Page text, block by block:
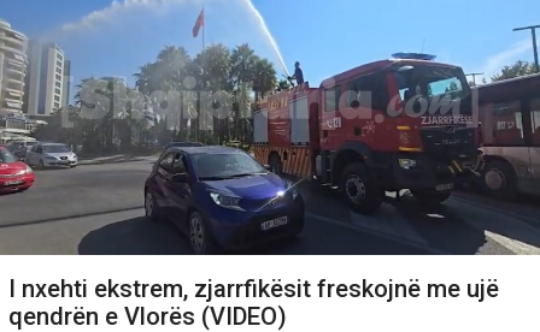
I nxehti ekstrem, zjarrfikësit freskojnë me ujë
qendrën e Vlorës (VIDEO)